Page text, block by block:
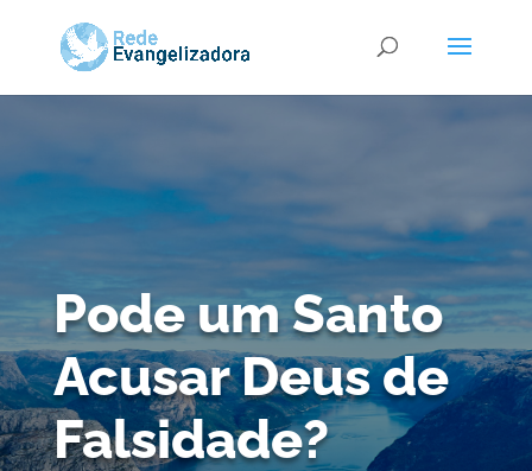
Pode um Santo
Acusar Deus de
Falsidade?